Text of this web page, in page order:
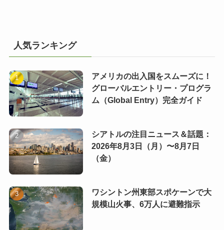
人気ランキング
アメリカの出入国をスムーズに！
グローバルエントリー・プログラ
ム（Global Entry）完全ガイド
シアトルの注目ニュース＆話題：
2026年8月3日（月）〜8月7日
（金）
ワシントン州東部スポケーンで大
規模山火事、6万人に避難指示